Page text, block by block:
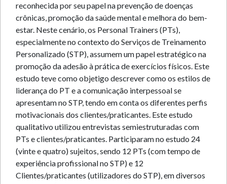
reconhecida por seu papel na prevenção de doenças
crônicas, promoção da saúde mental e melhora do bem-
estar. Neste cenário, os Personal Trainers (PTs),
especialmente no contexto do Serviços de Treinamento
Personalizado (STP), assumem um papel estratégico na
promoção da adesão à prática de exercícios físicos. Este
estudo teve como objetigo descrever como os estilos de
liderança do PT e a comunicação interpessoal se
apresentam no STP, tendo em conta os diferentes perfis
motivacionais dos clientes/praticantes. Este estudo
qualitativo utilizou entrevistas semiestruturadas com
PTs e clientes/praticantes. Participaram no estudo 24
(vinte e quatro) sujeitos, sendo 12 PTs (com tempo de
experiência profissional no STP) e 12
Clientes/praticantes (utilizadores do STP), em diversos